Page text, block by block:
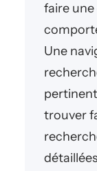
faire
Une
trouver